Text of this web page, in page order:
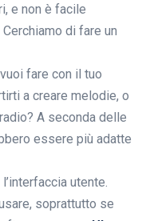
e non è facile
di fare un
fare con il tuo
a creare melodie, o
A seconda delle
essere più adatte
utente.
soprattutto se